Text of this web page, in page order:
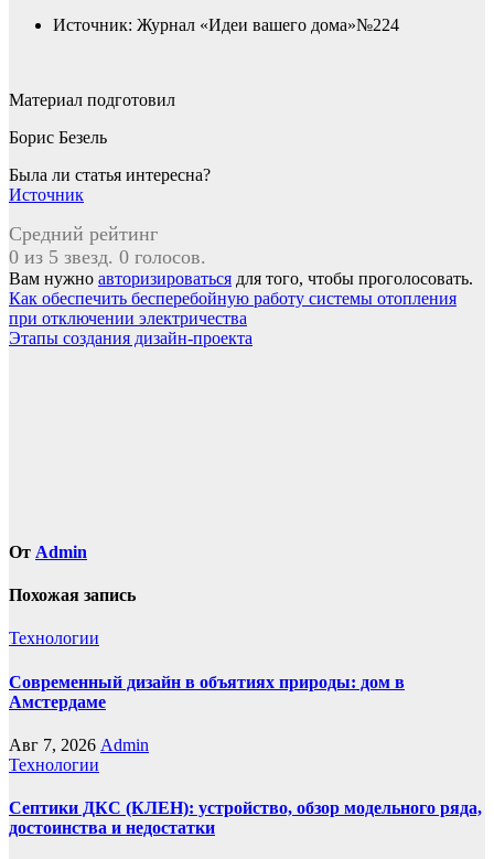
Источник: Журнал «Идеи вашего дома»№224
Материал подготовил
Борис Безель
Была ли статья интересна?
Источник
Средний рейтинг
0 из 5 звезд. 0 голосов.
Вам нужно авторизироваться для того, чтобы проголосовать.
Навигация
по
Как обеспечить бесперебойную работу системы отопления
при отключении электричества
Этапы создания дизайн-проекта
От Admin
Похожая запись
Технологии
Современный дизайн в объятиях природы: дом в
Амстердаме
Авг 7, 2026 Admin
Технологии
Септики ДКС (КЛЕН): устройство, обзор модельного ряда,
достоинства и недостатки